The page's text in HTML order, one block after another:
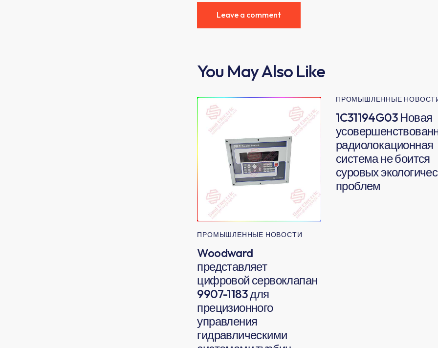
You May Also Like
ПРОМЫШЛЕННЫЕ НОВОСТИ
Woodward
представляет
цифровой сервоклапан
9907-1183 для
прецизионного
управления
гидравлическими
ПРОМЫШЛЕННЫЕ
1C31194G03 Новая
радиолокационная
система не боится
суровых
проблем